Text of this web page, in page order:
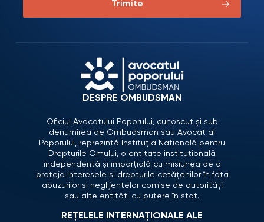
Trimite
DESPRE OMBUDSMAN
Oficiul Avocatului Poporului, cunoscut și sub
denumirea de Ombudsman sau Avocat al
Poporului, reprezintă Instituția Națională pentru
Drepturile Omului, o entitate instituțională
independentă și imparțială cu misiunea de a
proteja interesele și drepturile cetățenilor în fața
abuzurilor și neglijențelor comise de autorități
sau alte entități cu putere în stat.
REȚELELE INTERNAȚIONALE ALE